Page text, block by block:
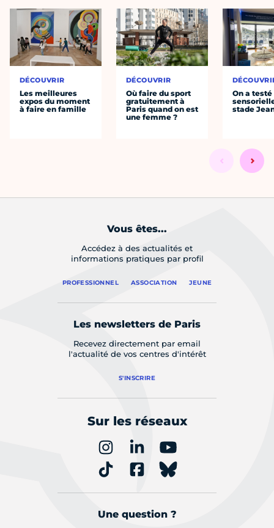
DÉCOUVRIR
Les meilleures
expos du moment
à faire en famille
DÉCOUVRIR
Où faire du sport
gratuitement à
Paris quand on est
une femme ?
On a
stade
Vous êtes...
Accédez à des actualités et
informations pratiques par profil
PROFESSIONNEL ASSOCIATION JEUNE
Les newsletters de Paris
Recevez directement par email
l'actualité de vos centres d'intérêt
S'INSCRIRE
Sur les réseaux
Une question ?